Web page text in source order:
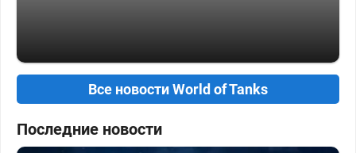
Все новости World of Tanks
Последние новости